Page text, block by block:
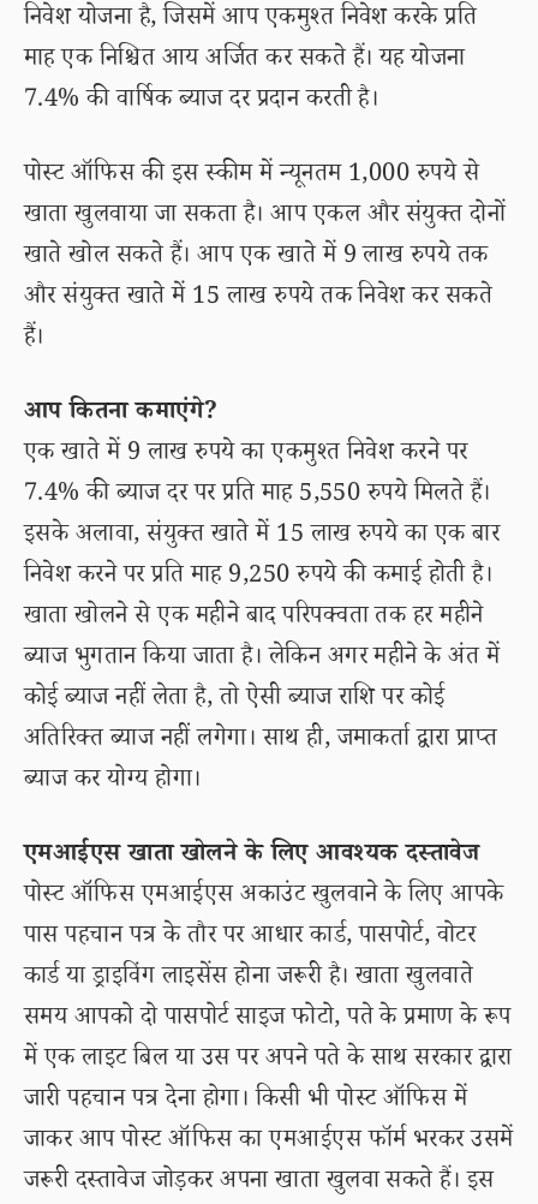
निवेश योजना है, जिसमें आप एकमुश्त निवेश करके प्रति
माह एक निश्चित आय अर्जित कर सकते हैं। यह योजना
7.4% की वार्षिक ब्याज दर प्रदान करती है।
पोस्ट ऑफिस की इस स्कीम में न्यूनतम 1,000 रुपये से
खाता खुलवाया जा सकता है। आप एकल और संयुक्त दोनों
खाते खोल सकते हैं। आप एक खाते में 9 लाख रुपये तक
और संयुक्त खाते में 15 लाख रुपये तक निवेश कर सकते
हैं।
आप कितना कमाएंगे?
एक खाते में 9 लाख रुपये का एकमुश्त निवेश करने पर
7.4% की ब्याज दर पर प्रति माह 5,550 रुपये मिलते हैं।
इसके अलावा, संयुक्त खाते में 15 लाख रुपये का एक बार
निवेश करने पर प्रति माह 9,250 रुपये की कमाई होती है।
खाता खोलने से एक महीने बाद परिपक्वता तक हर महीने
ब्याज भुगतान किया जाता है। लेकिन अगर महीने के अंत में
कोई ब्याज नहीं लेता है, तो ऐसी ब्याज राशि पर कोई
अतिरिक्त ब्याज नहीं लगेगा। साथ ही, जमाकर्ता द्वारा प्राप्त
ब्याज कर योग्य होगा।
एमआईएस खाता खोलने के लिए आवश्यक दस्तावेज
पोस्ट ऑफिस एमआईएस अकाउंट खुलवाने के लिए आपके
पास पहचान पत्र के तौर पर आधार कार्ड, पासपोर्ट, वोटर
कार्ड या ड्राइविंग लाइसेंस होना जरूरी है। खाता खुलवाते
समय आपको दो पासपोर्ट साइज फोटो, पते के प्रमाण के रूप
में एक लाइट बिल या उस पर अपने पते के साथ सरकार द्वारा
जारी पहचान पत्र देना होगा। किसी भी पोस्ट ऑफिस में
जाकर आप पोस्ट ऑफिस का एमआईएस फॉर्म भरकर उसमें
जरूरी दस्तावेज जोड़कर अपना खाता खुलवा सकते हैं। इस